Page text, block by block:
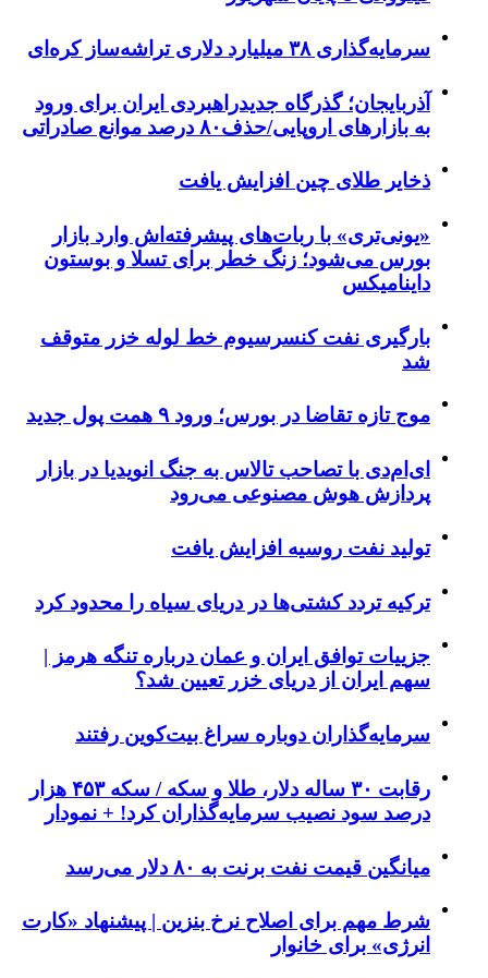
سرمایه‌گذاری ۳۸ میلیارد دلاری تراشه‌ساز کره‌ای
آذربایجان؛ گذرگاه جدیدراهبردی ایران برای ورود
به بازارهای اروپایی/حذف۸۰ درصد موانع صادراتی
ذخایر طلای چین افزایش یافت
«یونی‌تری» با ربات‌های پیشرفته‌اش وارد بازار
بورس می‌شود؛ زنگ خطر برای تسلا و بوستون
داینامیکس
بارگیری نفت کنسرسیوم خط لوله خزر متوقف
شد
موج تازه تقاضا در بورس؛ ورود ۹ همت پول جدید
ای‌ام‌دی با تصاحب تالاس به جنگ انویدیا در بازار
پردازش هوش مصنوعی می‌رود
تولید نفت روسیه افزایش یافت
ترکیه تردد کشتی‌ها در دریای سیاه را محدود کرد
جزییات توافق ایران و عمان درباره تنگه هرمز |
سهم ایران از دریای خزر تعیین شد؟
سرمایه‌گذاران دوباره سراغ بیت‌کوین رفتند
رقابت ۳۰ ساله دلار، طلا و سکه / سکه ۴۵۳ هزار
درصد سود نصیب سرمایه‌گذاران کرد! + نمودار
میانگین قیمت نفت برنت به ۸۰ دلار می‌رسد
شرط مهم برای اصلاح نرخ بنزین | پیشنهاد «کارت
انرژی» برای خانوار